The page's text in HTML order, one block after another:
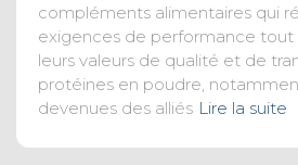
compléments alimentaires qui
exigences de performance
leurs valeurs de qualité et de
protéines en poudre,
devenues des alliés Lire la suite